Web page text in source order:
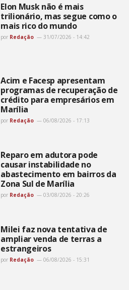
Elon Musk não é mais
trilionário, mas segue como o
mais rico do mundo
por Redação 31/07/2026 - 14:42
Acim e Facesp apresentam
programas de recuperação de
crédito para empresários em
Marília
por Redação 06/08/2026 - 17:13
Reparo em adutora pode
causar instabilidade no
abastecimento em bairros da
Zona Sul de Marília
por Redação 03/08/2026 - 20:26
Milei faz nova tentativa de
ampliar venda de terras a
estrangeiros
por Redação 06/08/2026 - 15:31